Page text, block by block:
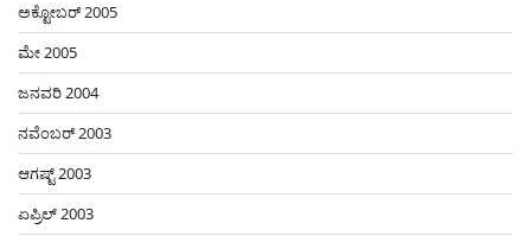
ಅಕ್ಟೋಬರ್ 2005
ಮೇ 2005
ಜನವರಿ 2004
ನವೆಂಬರ್ 2003
ಆಗಷ್ಟ್ 2003
ಏಪ್ರಿಲ್ 2003